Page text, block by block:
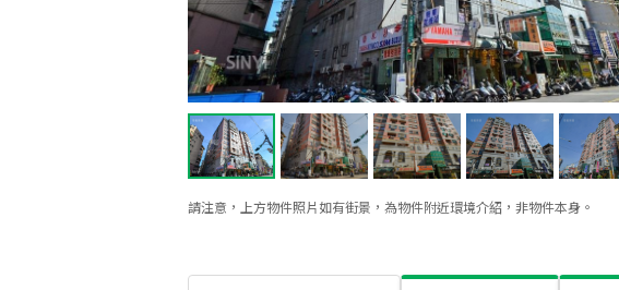
請注意，上方物件照片如有街景，為物件附近環境介紹，非物件本身。